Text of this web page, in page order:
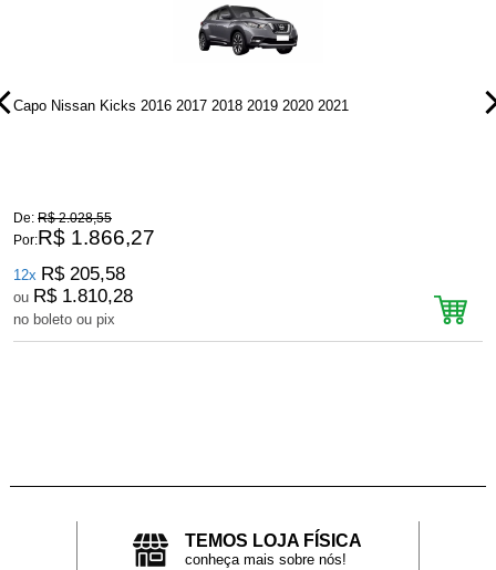
Capo Nissan Kicks 2016 2017 2018 2019 2020 2021
De: R$ 2.028,55
Por:R$ 1.866,27
12x R$ 205,58
ou R$ 1.810,28
no boleto ou pix
TEMOS LOJA FÍSICA
conheça mais sobre nós!